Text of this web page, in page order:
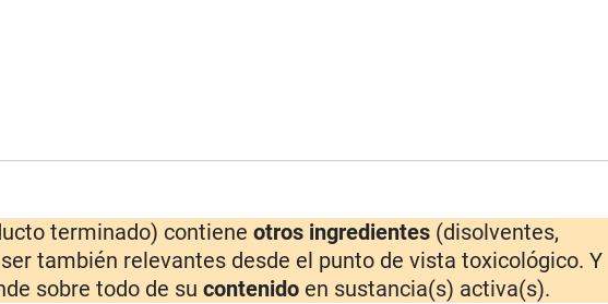
terminado) contieneotros ingredientes (disolventes,
también relevantes desde el punto de vista toxicológico. Y
sobre todo de sucontenido en sustancia(s) activa(s).